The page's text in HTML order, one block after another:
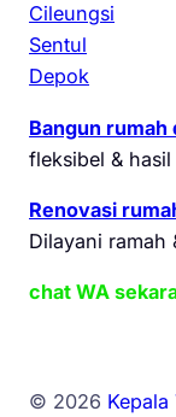
Cileungsi
Sentul
Depok
Bangun rumah
fleksibel &
Renovasi
Dilayani ramah
chat WA
© 2026 Kepala